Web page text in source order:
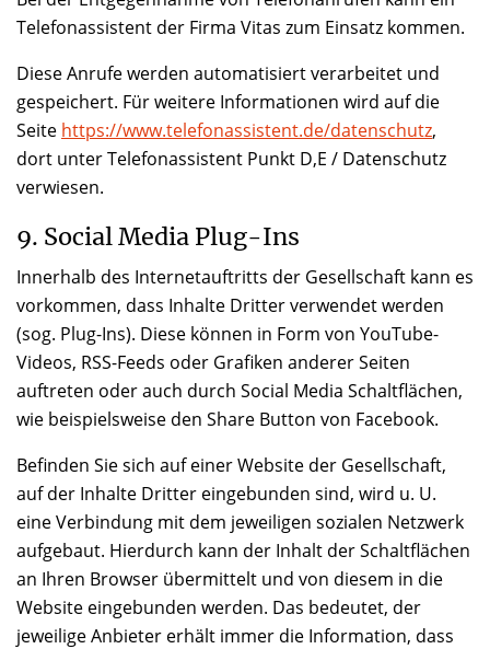
Telefonassistent der Firma Vitas zum Einsatz kommen.
Diese Anrufe werden automatisiert verarbeitet und
gespeichert. Für weitere Informationen wird auf die
Seite https://www.telefonassistent.de/datenschutz,
dort unter Telefonassistent Punkt D,E / Datenschutz
verwiesen.
9. Social Media Plug-Ins
Innerhalb des Internetauftritts der Gesellschaft kann es
vorkommen, dass Inhalte Dritter verwendet werden
(sog. Plug-Ins). Diese können in Form von YouTube-
Videos, RSS-Feeds oder Grafiken anderer Seiten
auftreten oder auch durch Social Media Schaltflächen,
wie beispielsweise den Share Button von Facebook.
Befinden Sie sich auf einer Website der Gesellschaft,
auf der Inhalte Dritter eingebunden sind, wird u. U.
eine Verbindung mit dem jeweiligen sozialen Netzwerk
aufgebaut. Hierdurch kann der Inhalt der Schaltflächen
an Ihren Browser übermittelt und von diesem in die
Website eingebunden werden. Das bedeutet, der
jeweilige Anbieter erhält immer die Information, dass